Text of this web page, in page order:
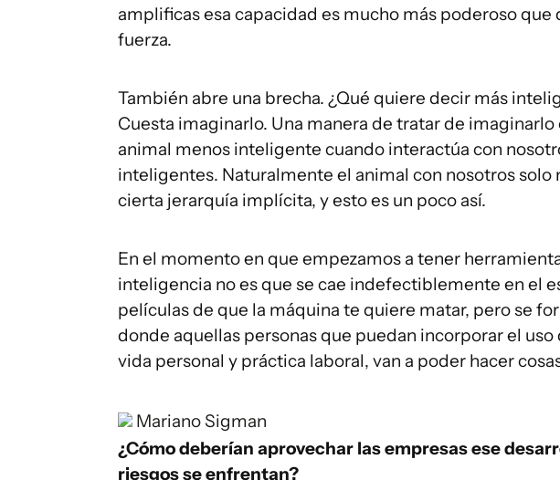
amplificas esa capacidad es mucho más poderoso
fuerza.
También abre una brecha. ¿Qué quiere decir más
Cuesta imaginarlo. Una manera de tratar de imaginarlo
animal menos inteligente cuando interactúa con
inteligentes. Naturalmente el animal con nosotros solo
cierta jerarquía implícita, y esto es un poco así.
En el momento en que empezamos a tener
inteligencia no es que se cae indefectiblemente en el
películas de que la máquina te quiere matar, pero se
donde aquellas personas que puedan incorporar el uso
vida personal y práctica laboral, van a poder hacer
Mariano Sigman
¿Cómo deberían aprovechar las empresas ese
riesgos se enfrentan?